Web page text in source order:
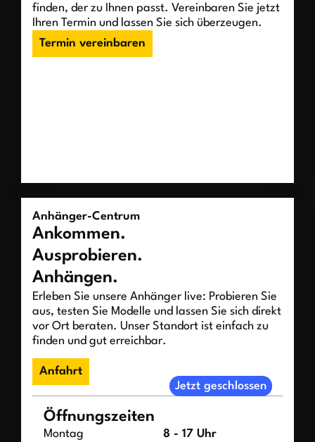
finden, der zu Ihnen passt. Vereinbaren Sie jetzt
Ihren Termin und lassen Sie sich überzeugen.
Termin vereinbaren
Anhänger-Centrum
Ankommen.
Ausprobieren.
Anhängen.
Erleben Sie unsere Anhänger live: Probieren Sie
aus, testen Sie Modelle und lassen Sie sich direkt
vor Ort beraten. Unser Standort ist einfach zu
finden und gut erreichbar.
Anfahrt
Jetzt geschlossen
Öffnungszeiten
Montag
8 - 17 Uhr